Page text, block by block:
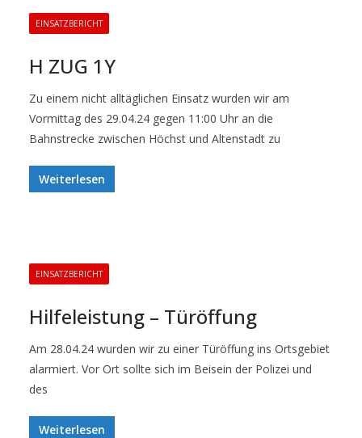
EINSATZBERICHT
H ZUG 1Y
Zu einem nicht alltäglichen Einsatz wurden wir am
Vormittag des 29.04.24 gegen 11:00 Uhr an die
Bahnstrecke zwischen Höchst und Altenstadt zu
Weiterlesen
EINSATZBERICHT
Hilfeleistung – Türöffung
Am 28.04.24 wurden wir zu einer Türöffung ins Ortsgebiet
alarmiert. Vor Ort sollte sich im Beisein der Polizei und
des
Weiterlesen